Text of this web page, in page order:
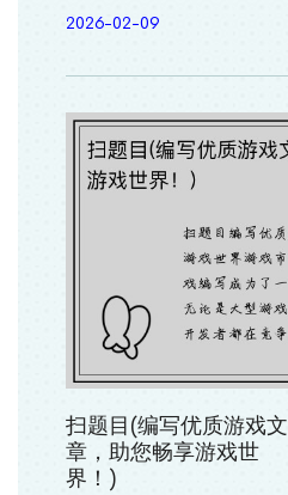
2026-02-09
扫题目(编写优质游戏文
章，助您畅享游戏世
界！)